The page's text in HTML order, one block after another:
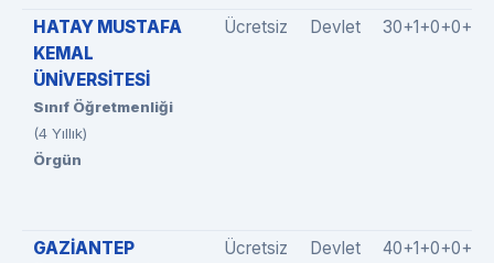
HATAY MUSTAFA
KEMAL
ÜNİVERSİTESİ
Sınıf Öğretmenliği
(4 Yıllık)
Örgün
Ücretsiz Devlet 30+1+0+0+3
GAZİANTEP
Ücretsiz Devlet 40+1+0+0+4